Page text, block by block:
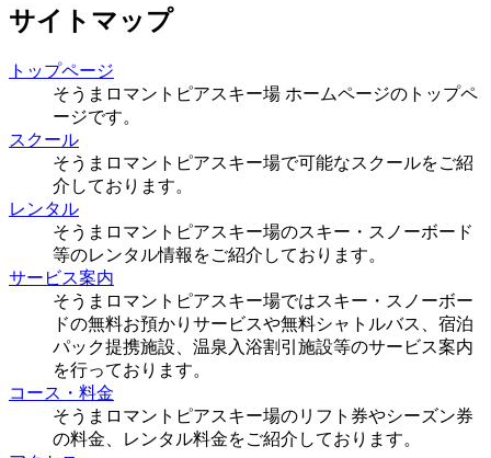
サイトマップ
トップページ
そうまロマントピアスキー場 ホームページのトップペ
ージです。
スクール
そうまロマントピアスキー場で可能なスクールをご紹
介しております。
レンタル
そうまロマントピアスキー場のスキー・スノーボード
等のレンタル情報をご紹介しております。
サービス案内
そうまロマントピアスキー場ではスキー・スノーボー
ドの無料お預かりサービスや無料シャトルバス、宿泊
パック提携施設、温泉入浴割引施設等のサービス案内
を行っております。
コース・料金
そうまロマントピアスキー場のリフト券やシーズン券
の料金、レンタル料金をご紹介しております。